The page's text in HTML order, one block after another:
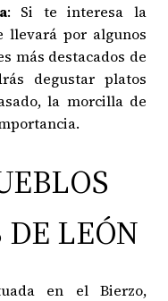
: Si te interesa la
llevará por algunos
más destacados de
degustar platos
la morcilla de
LEÓN
en el Bierzo,